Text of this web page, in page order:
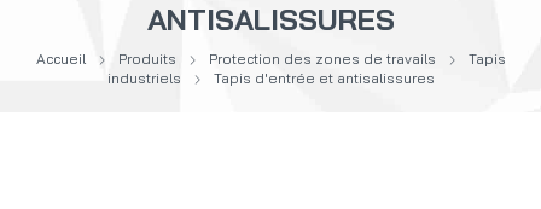
ANTISALISSURES
Accueil Produits Protection des zones de travails
Tapis
industriels
Tapis d'entrée et antisalissures